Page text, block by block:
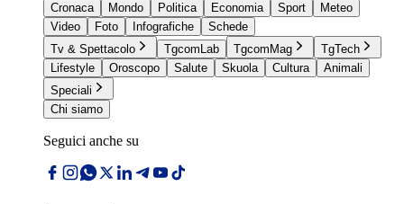
Cronaca
Mondo Politica Economia Sport
Meteo
Video
Foto Infografiche
Schede
Tv & Spettacolo
TgcomLab TgcomMag
TgTech
Lifestyle
Oroscopo Salute Skuola Cultura
Animali
Speciali
Chi siamo
Seguici anche su